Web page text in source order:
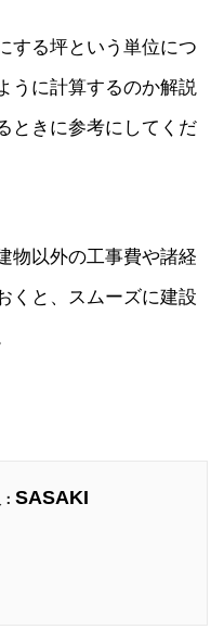
する坪という単位につ
うに計算するのか解説
ときに参考にしてくだ
物以外の工事費や諸経
くと、スムーズに建設
SASAKI